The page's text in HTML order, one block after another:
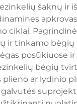
šaknų ir
ciklai.
ir tinkamo
bėgių
ar lydinio